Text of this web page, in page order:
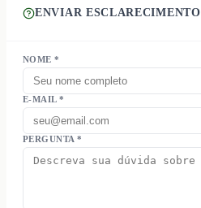
ENVIAR ESCLARECIMENTO
NOME *
E-MAIL *
PERGUNTA *